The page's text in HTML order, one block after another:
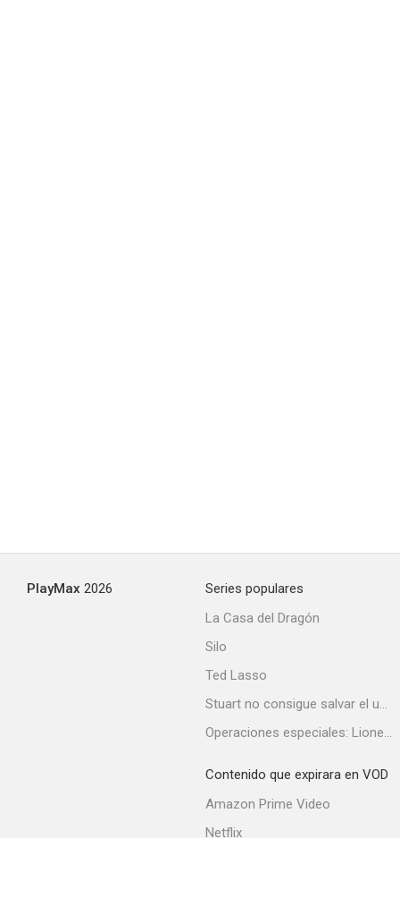
PlayMax 2026
Series populares
La Casa del Dragón
Silo
Ted Lasso
Stuart no consigue salvar el universo
Operaciones especiales: Lioness
Contenido que expirara en VOD
Amazon Prime Video
Netflix